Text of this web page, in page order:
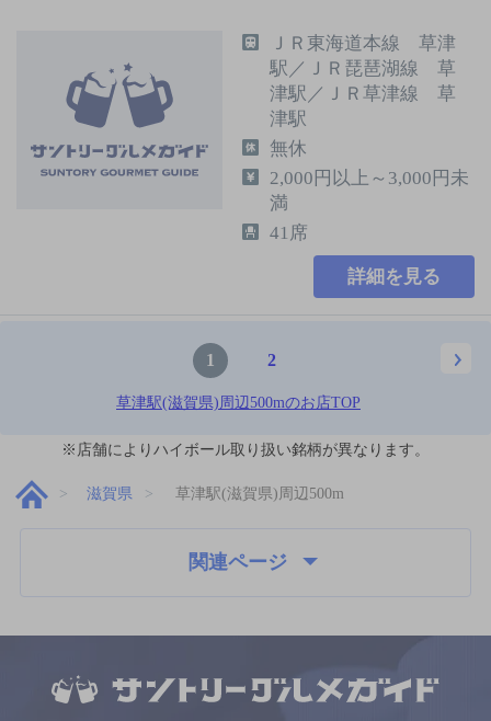
ＪＲ東海道本線 草津
駅／ＪＲ琵琶湖線 草
津駅／ＪＲ草津線 草
津駅
無休
2,000円以上～3,000円未
満
41席
詳細を見る
1 2
草津駅(滋賀県)周辺500mのお店TOP
※店舗によりハイボール取り扱い銘柄が異なります。
滋賀県 草津駅(滋賀県)周辺500m
関連ページ